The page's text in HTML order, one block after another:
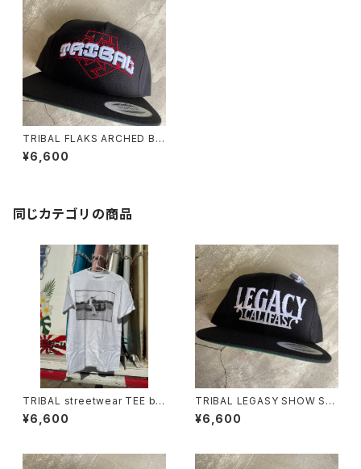
TRIBAL FLAKS ARCHED BL
ACK SNAPBACK CAP
¥6,600
同じカテゴリの商品
TRIBAL streetwear TEE by
C.R STECYK Ⅲ USA Tシャツ
¥6,600
TRIBAL LEGASY SHOW SN
APBACK CAP
¥6,600